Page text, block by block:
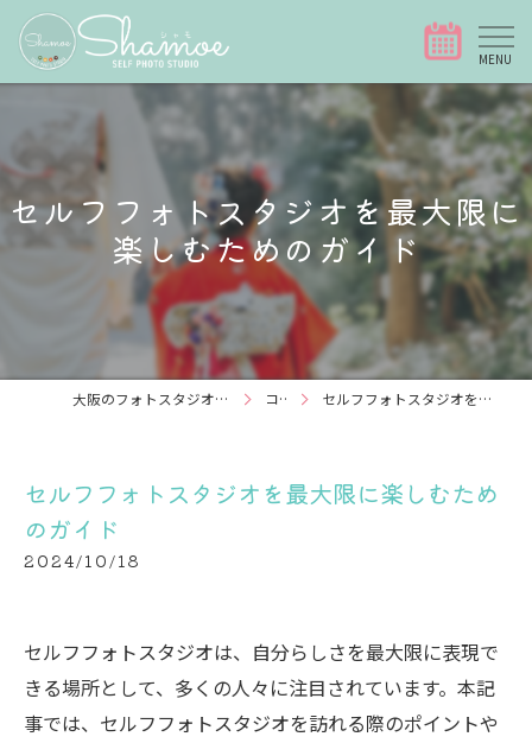
セルフフォトスタジオを最大限に
楽しむためのガイド
大阪のフォトスタジオなら写真スタジオShamoe コラム セルフフォトスタジオを最大限に楽しむためのガイド
セルフフォトスタジオを最大限に楽しむため
のガイド
2024/10/18
セルフフォトスタジオは、自分らしさを最大限に表現で
きる場所として、多くの人々に注目されています。本記
事では、セルフフォトスタジオを訪れる際のポイントや